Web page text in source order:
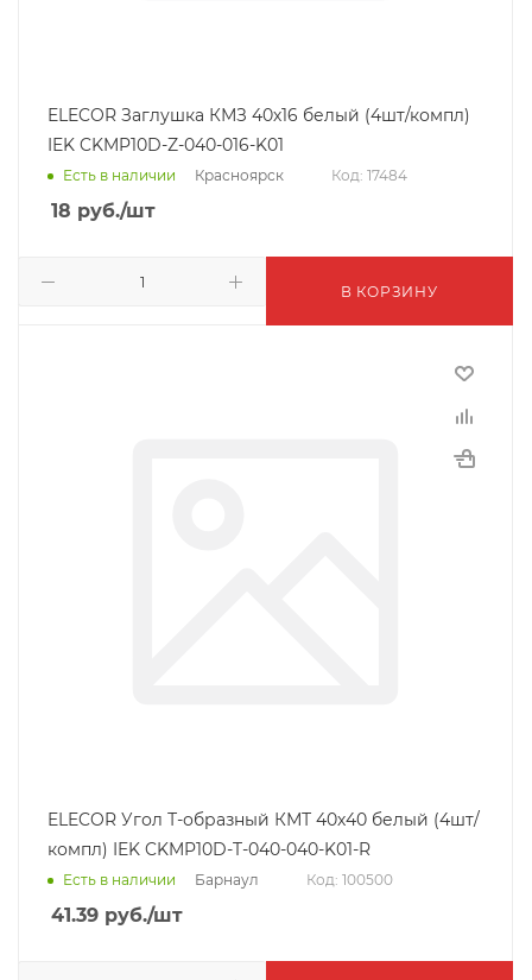
ELECOR Заглушка КМЗ 40х16 белый (4шт/компл)
IEK CKMP10D-Z-040-016-K01
Есть в наличии Красноярск Код: 17484
18 руб./шт
В КОРЗИНУ
ELECOR Угол Т-образный КМТ 40х40 белый (4шт/
компл) IEK CKMP10D-T-040-040-K01-R
Есть в наличии Барнаул Код: 100500
41.39 руб./шт